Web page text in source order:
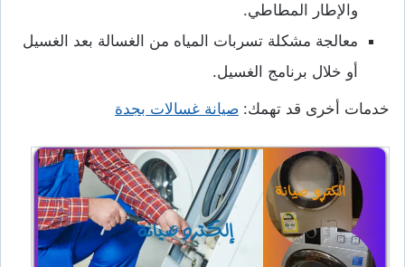
والإطار المطاطي.
معالجة مشكلة تسربات المياه من الغسالة بعد الغسيل
أو خلال برنامج الغسيل.
خدمات أخرى قد تهمك: صيانة غسالات بجدة